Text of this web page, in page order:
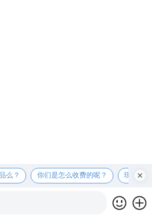
么？ 你们是怎么收费的呢？ 现在有